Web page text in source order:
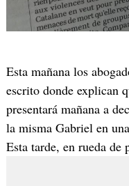
Esta mañana los
escrito donde explican
presentará mañana a
la misma Gabriel en una
Esta tarde, en rueda de